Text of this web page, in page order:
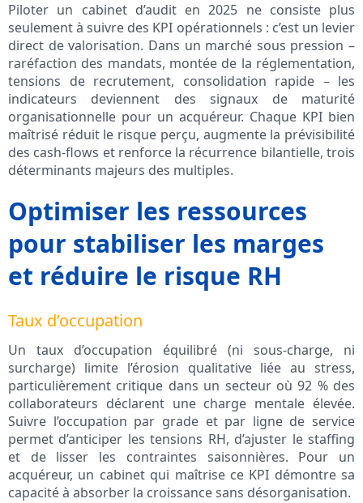
Piloter un cabinet d’audit en 2025 ne consiste plus
seulement à suivre des KPI opérationnels : c’est un levier
direct de valorisation. Dans un marché sous pression –
raréfaction des mandats, montée de la réglementation,
tensions de recrutement, consolidation rapide – les
indicateurs deviennent des signaux de maturité
organisationnelle pour un acquéreur. Chaque KPI bien
maîtrisé réduit le risque perçu, augmente la prévisibilité
des cash-flows et renforce la récurrence bilantielle, trois
déterminants majeurs des multiples.
Optimiser les ressources
pour stabiliser les marges
et réduire le risque RH
Taux d’occupation
Un taux d’occupation équilibré (ni sous-charge, ni
surcharge) limite l’érosion qualitative liée au stress,
particulièrement critique dans un secteur où 92 % des
collaborateurs déclarent une charge mentale élevée.
Suivre l’occupation par grade et par ligne de service
permet d’anticiper les tensions RH, d’ajuster le staffing
et de lisser les contraintes saisonnières. Pour un
acquéreur, un cabinet qui maîtrise ce KPI démontre sa
capacité à absorber la croissance sans désorganisation.